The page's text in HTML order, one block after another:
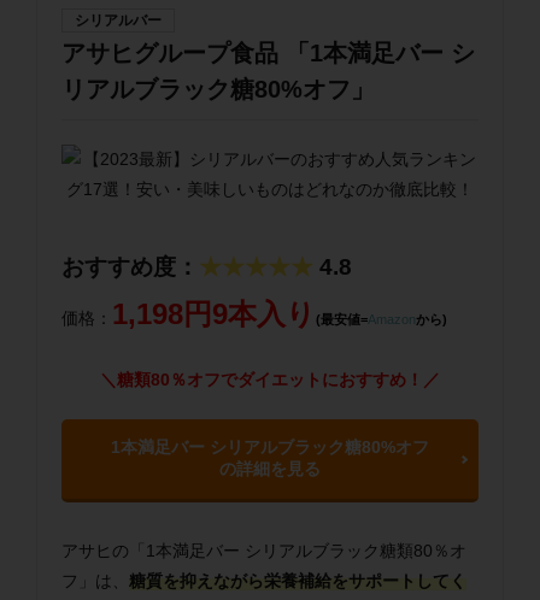
シリアルバー
アサヒグループ食品 「1本満足バー シ
リアルブラック糖80%オフ」
おすすめ度： ★★★★★ 4.8
価格： 1,198円9本入り (最安値=Amazonから)
＼糖類80％オフでダイエットにおすすめ！／
1本満足バー シリアルブラック糖80%オフ
の詳細を見る
アサヒの「1本満足バー シリアルブラック糖類80％オ
フ」は、 糖質を抑えながら栄養補給をサポートしてく